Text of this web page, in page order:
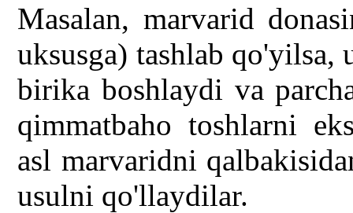
Masalan, marvarid
uksusga) tashlab
birika boshlaydi va
qimmatbaho toshlarni
asl marvaridni
usulni qo'llaydilar.